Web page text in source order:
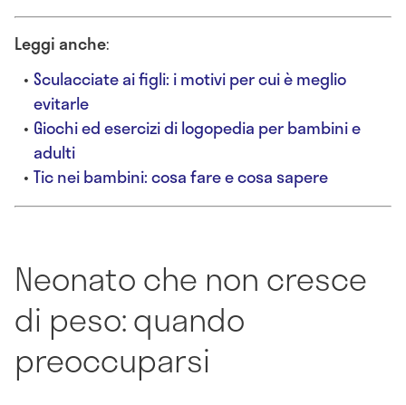
Leggi anche:
Sculacciate ai figli: i motivi per cui è meglio
evitarle
Giochi ed esercizi di logopedia per bambini e
adulti
Tic nei bambini: cosa fare e cosa sapere
Neonato che non cresce
di peso: quando
preoccuparsi